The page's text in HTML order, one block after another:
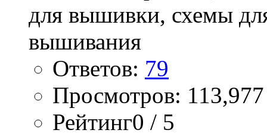
Ответов: 79
Просмотров: 113,977
Рейтинг0 / 5